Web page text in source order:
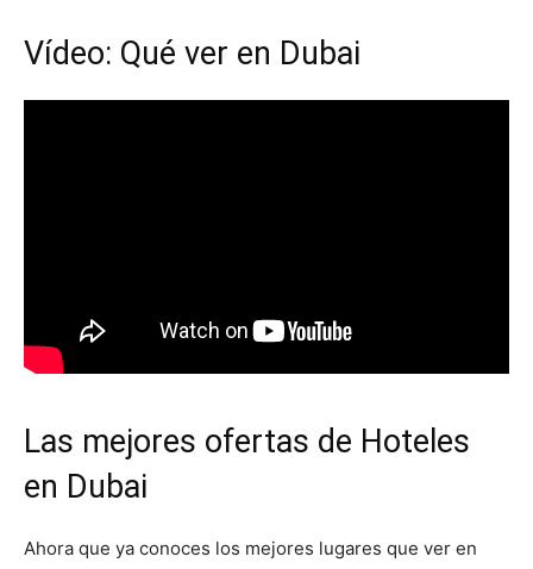
Vídeo: Qué ver en Dubai
Las mejores ofertas de Hoteles
en Dubai
Ahora que ya conoces los mejores lugares que ver en